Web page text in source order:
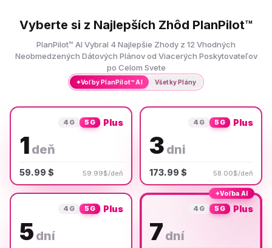
Vyberte si z Najlepších Zhôd PlanPilot™
PlanPilot™ AI Vybral 4 Najlepšie Zhody z 12 Vhodných
Neobmedzených Dátových Plánov od Viacerých Poskytovateľov
po Celom Svete
✦Voľby PlanPilot™ AI Všetky Plány
4G 5G Plus
1 deň
59.99 $ 59.99$/deň
4G 5G Plus
3 dni
173.99 $ 58.00$/deň
4G 5G Plus
5 dní
✦Voľba AI
4G 5G Plus
7 dní